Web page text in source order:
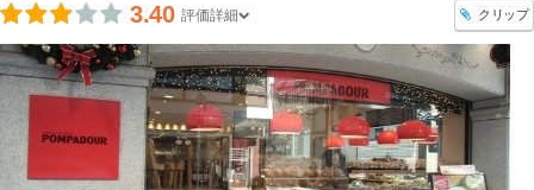
3.40 評価詳細 クリップ